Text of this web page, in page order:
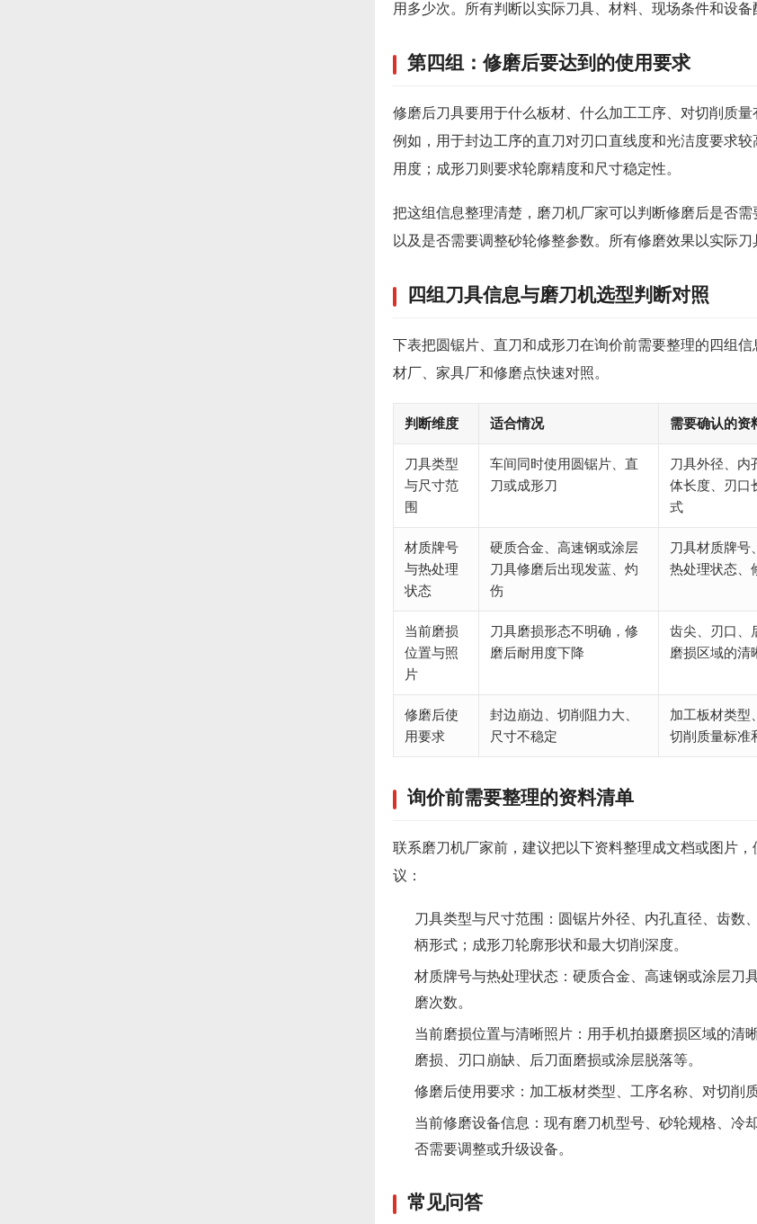
用多少次。所有判断以实际刀具、材料、现场条件和设备
第四组：修磨后要达到的使用要求
修磨后刀具要用于什么板材、什么加工工序、对切削质
例如，用于封边工序的直刀对刃口直线度和光洁度要求
用度；成形刀则要求轮廓精度和尺寸稳定性。
把这组信息整理清楚，磨刀机厂家可以判断修磨后是否
以及是否需要调整砂轮修整参数。所有修磨效果以实际
四组刀具信息与磨刀机选型判断对照
下表把圆锯片、直刀和成形刀在询价前需要整理的四组
材厂、家具厂和修磨点快速对照。
判断维度 适合情况 需要确认的资
刀具类型
与尺寸范
围
车间同时使用圆锯片、直
刀或成形刀
刀具外径、内
体长度、刃口
式
材质牌号
与热处理
状态
硬质合金、高速钢或涂层
刀具修磨后出现发蓝、灼
伤
刀具材质牌号
热处理状态、
当前磨损
位置与照
片
刀具磨损形态不明确，修
磨后耐用度下降
齿尖、刃口、
磨损区域的清
修磨后使
用要求
封边崩边、切削阻力大、
尺寸不稳定
加工板材类型
切削质量标准
询价前需要整理的资料清单
联系磨刀机厂家前，建议把以下资料整理成文档或图片
议：
刀具类型与尺寸范围：圆锯片外径、内孔直径、齿数
柄形式；成形刀轮廓形状和最大切削深度。
材质牌号与热处理状态：硬质合金、高速钢或涂层刀
磨次数。
当前磨损位置与清晰照片：用手机拍摄磨损区域的清
磨损、刃口崩缺、后刀面磨损或涂层脱落等。
修磨后使用要求：加工板材类型、工序名称、对切削
当前修磨设备信息：现有磨刀机型号、砂轮规格、冷
否需要调整或升级设备。
常见问答